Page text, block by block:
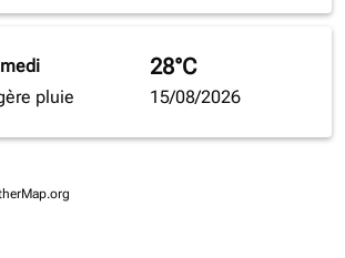
pluie
28°C
15/08/2026